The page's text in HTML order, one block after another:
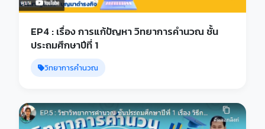
EP4 : เรื่อง การแก้ปัญหา วิทยาการคำนวณ ชั้น
ประถมศึกษาปีที่ 1
วิทยาการคำนวณ